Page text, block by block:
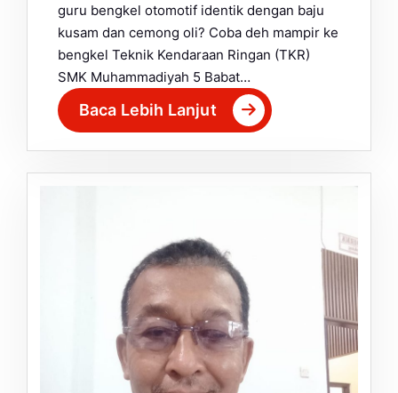
guru bengkel otomotif identik dengan baju
kusam dan cemong oli? Coba deh mampir ke
bengkel Teknik Kendaraan Ringan (TKR)
SMK Muhammadiyah 5 Babat…
Baca Lebih Lanjut